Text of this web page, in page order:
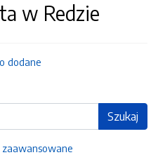
w Redzie
dodane
Szukaj